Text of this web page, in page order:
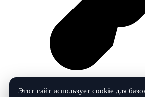
Этот сайт использует cookie для